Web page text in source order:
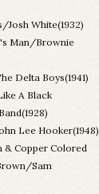
Josh White(1932)
Man/Brownie
Delta Boys(1941)
A Black
Lee Hooker(1948)
& Copper Colored
Sam